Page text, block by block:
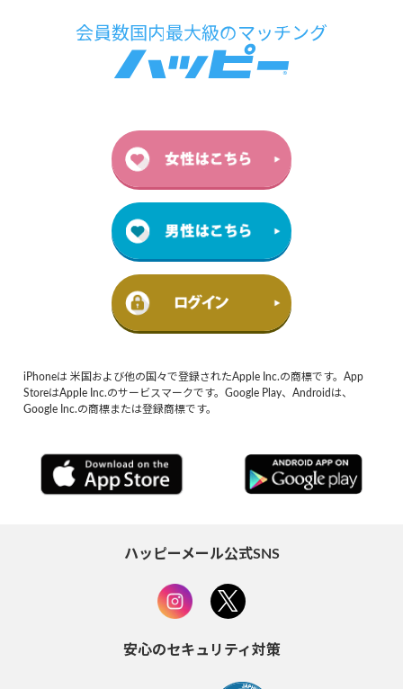
iPhoneは 米国および他の国々で登録されたApple Inc.の商標です。App
StoreはApple Inc.のサービスマークです。Google Play、Androidは、
Google Inc.の商標または登録商標です。
ハッピーメール公式SNS
安心のセキュリティ対策